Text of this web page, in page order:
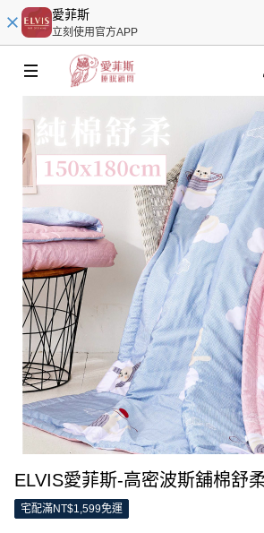
愛菲斯
立刻使用官方APP
ELVIS愛菲斯-高密波斯舖棉舒
宅配滿NT$1,599免運